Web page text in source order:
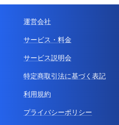
運営会社
サービス・料金
サービス説明会
特定商取引法に基づく表記
利用規約
プライバシーポリシー